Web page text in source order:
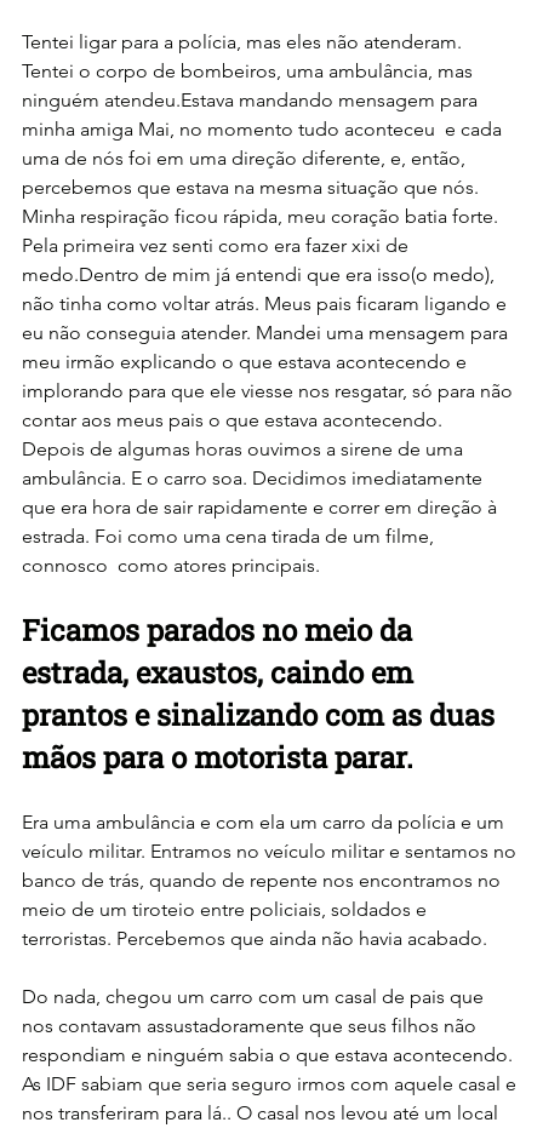
Tentei ligar para a polícia, mas eles não atenderam.
Tentei o corpo de bombeiros, uma ambulância, mas
ninguém atendeu.Estava mandando mensagem para
minha amiga Mai, no momento tudo aconteceu  e cada
uma de nós foi em uma direção diferente, e, então,
percebemos que estava na mesma situação que nós.
Minha respiração ficou rápida, meu coração batia forte.
Pela primeira vez senti como era fazer xixi de
medo.Dentro de mim já entendi que era isso(o medo),
não tinha como voltar atrás. Meus pais ficaram ligando e
eu não conseguia atender. Mandei uma mensagem para
meu irmão explicando o que estava acontecendo e
implorando para que ele viesse nos resgatar, só para não
contar aos meus pais o que estava acontecendo.
Depois de algumas horas ouvimos a sirene de uma
ambulância. E o carro soa. Decidimos imediatamente
que era hora de sair rapidamente e correr em direção à
estrada. Foi como uma cena tirada de um filme,
connosco  como atores principais.
Ficamos parados no meio da
estrada, exaustos, caindo em
prantos e sinalizando com as duas
mãos para o motorista parar.
Era uma ambulância e com ela um carro da polícia e um
veículo militar. Entramos no veículo militar e sentamos no
banco de trás, quando de repente nos encontramos no
meio de um tiroteio entre policiais, soldados e
terroristas. Percebemos que ainda não havia acabado.
Do nada, chegou um carro com um casal de pais que
nos contavam assustadoramente que seus filhos não
respondiam e ninguém sabia o que estava acontecendo.
As IDF sabiam que seria seguro irmos com aquele casal e
nos transferiram para lá.. O casal nos levou até um local